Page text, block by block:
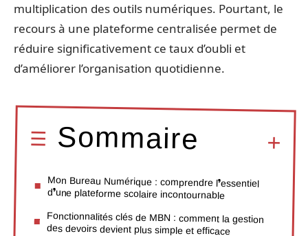
multiplication des outils numériques. Pourtant, le
recours à une plateforme centralisée permet de
réduire significativement ce taux d’oubli et
d’améliorer l’organisation quotidienne.
Sommaire
Mon Bureau Numérique : comprendre l’essentiel
d’une plateforme scolaire incontournable
Fonctionnalités clés de MBN : comment la gestion
des devoirs devient plus simple et efficace